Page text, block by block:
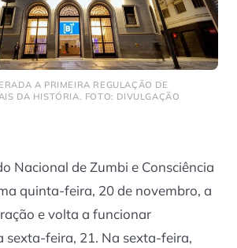
A PRIMEIRA REGULAÇÃO DE
DA HISTÓRIA. FOTO: DIVULGAÇÃO
Nacional de Zumbi e Consciência
quinta-feira, 20 de novembro, a
e volta a funcionar
sexta-feira, 21. Na sexta-feira,